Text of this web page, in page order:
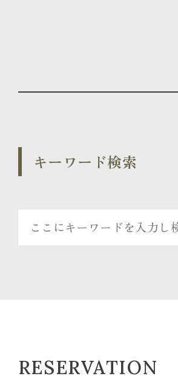
キーワード検索
RESERVATION